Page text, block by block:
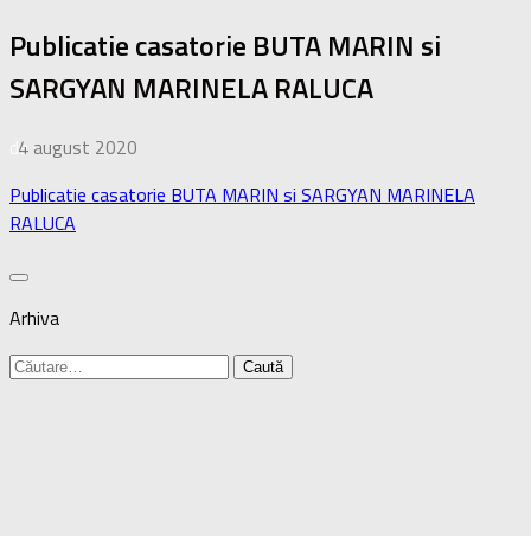
Publicatie casatorie BUTA MARIN si
SARGYAN MARINELA RALUCA
de ·
4 august 2020
Publicatie casatorie BUTA MARIN si SARGYAN MARINELA
RALUCA
Arhiva
Caută